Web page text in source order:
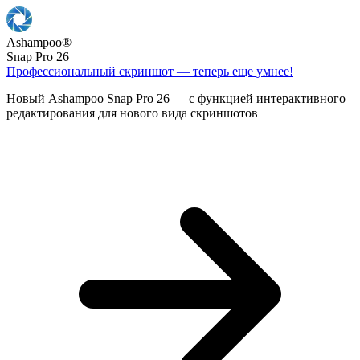
Ashampoo®
Snap Pro 26
Профессиональный скриншот — теперь еще умнее!
Новый Ashampoo Snap Pro 26 — с функцией интерактивного
редактирования для нового вида скриншотов